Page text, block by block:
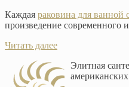
Каждая раковина для ванной
произведение современного
Читать далее
Элитная